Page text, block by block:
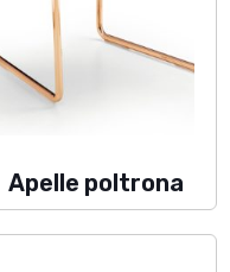
Apelle poltrona